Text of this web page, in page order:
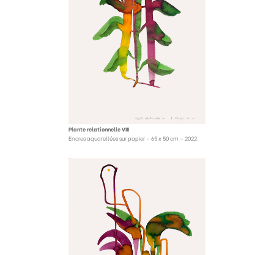
Plante relationnelle VIII
Encres aquarellées sur papier – 65 x 50 cm – 2022